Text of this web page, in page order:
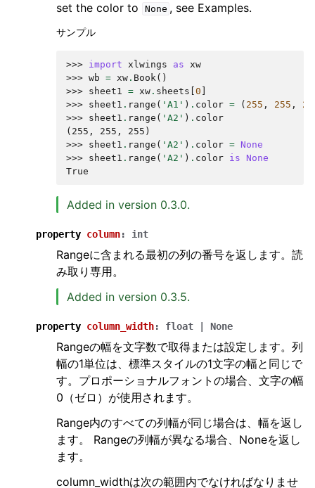
set the color to
None , see Examples.
サンプル
>>> import xlwings as xw
>>> wb = xw . Book()
>>> sheet1 = xw . sheets 0
>>> sheet1 . range ( 'A1' ) . color = ( 255 , 255 ,
>>> sheet1 . range ( 'A2' ) . color
(255, 255, 255)
>>> sheet1 . range ( 'A2' ) . color = None
>>> sheet1 . range ( 'A2' ) . color is
None
True
Added in version 0.3.0.
property column: int
Rangeに含まれる最初の列の番号を返します。読
み取り専用。
Added in version 0.3.5.
property column_width: float None
Rangeの幅を文字数で取得または設定します。列
幅の1単位は、標準スタイルの1文字の幅と同じで
す。プロポーショナルフォントの場合、文字の幅
0（ゼロ）が使用されます。
Range内のすべての列幅が同じ場合は、幅を返し
ます。 Rangeの列幅が異なる場合、Noneを返し
ます。
column_widthは次の範囲内でなければなりませ